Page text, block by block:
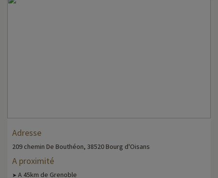
Adresse
209 chemin De Bouthéon, 38520 Bourg d'Oisans
A proximité
➤ A 45km de Grenoble